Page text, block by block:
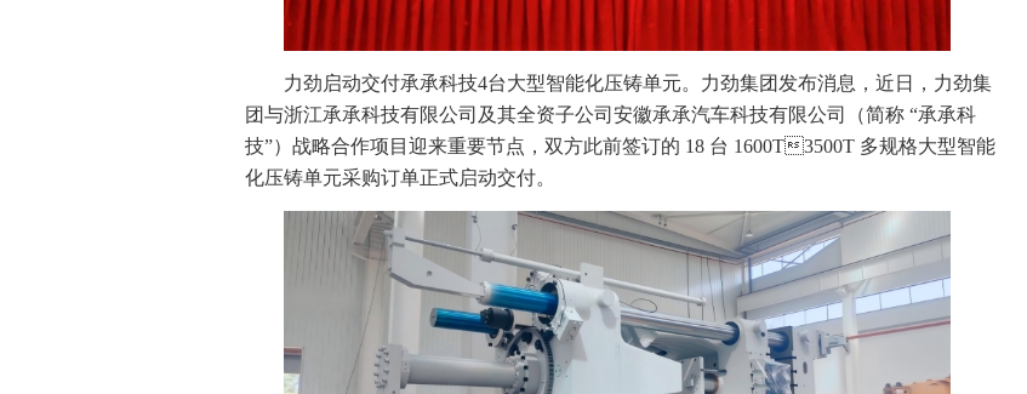
力劲启动交付承承科技4台大型智能化压铸单元。力劲集团发布消息，近日，力劲集
团与浙江承承科技有限公司及其全资子公司安徽承承汽车科技有限公司（简称 “承承科
技”）战略合作项目迎来重要节点，双方此前签订的 18 台 1600T3500T 多规格大型智能
化压铸单元采购订单正式启动交付。